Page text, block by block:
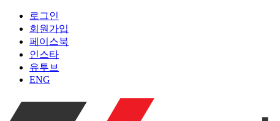
로그인
회원가입
페이스북
인스타
유투브
ENG